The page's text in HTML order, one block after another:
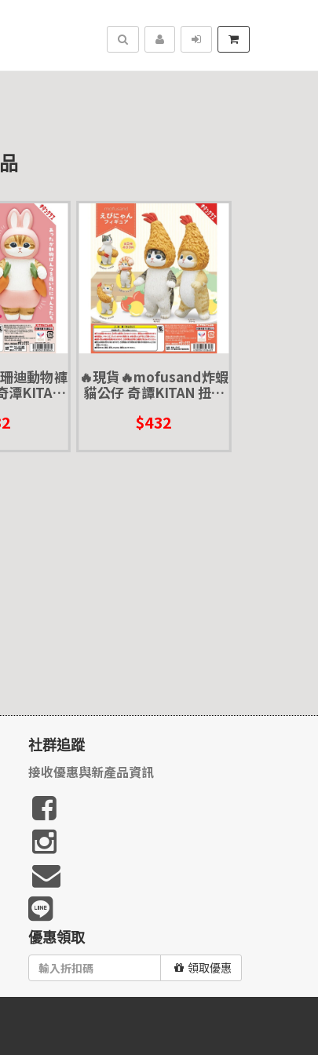
搜尋
迪動物褲
潭KITAN
🔥現貨🔥mofusand炸蝦
貓公仔 奇譚KITAN 扭蛋
迪
$432
社群追蹤
接收優惠與新產品資訊
優惠領取
領取優惠